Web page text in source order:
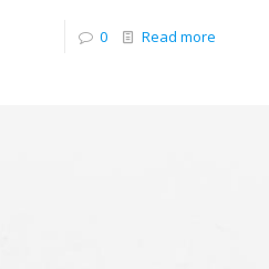
0 Read more